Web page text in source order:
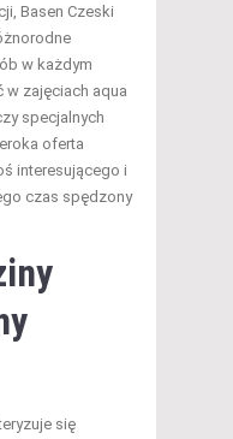
Basen Czeski
w każdym
w zajęciach aqua
specjalnych
oferta
interesującego i
czas spędzony
się